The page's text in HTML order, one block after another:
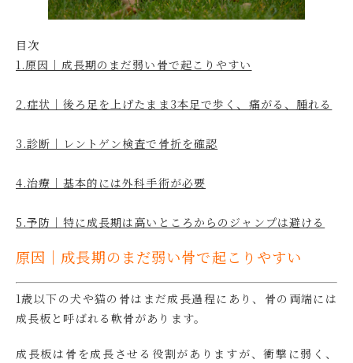
目次
1.原因｜成長期のまだ弱い骨で起こりやすい
2.症状｜後ろ足を上げたまま3本足で歩く、痛がる、腫れる
3.診断｜レントゲン検査で骨折を確認
4.治療｜基本的には外科手術が必要
5.予防｜特に成長期は高いところからのジャンプは避ける
原因｜成長期のまだ弱い骨で起こりやすい
1歳以下の犬や猫の骨はまだ成長過程にあり、骨の両端には
成長板と呼ばれる軟骨があります。
成長板は骨を成長させる役割がありますが、衝撃に弱く、